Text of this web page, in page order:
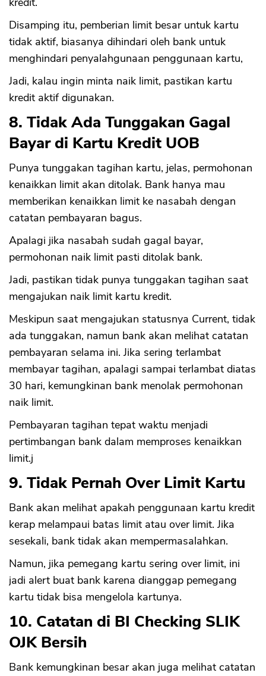
Disamping itu, pemberian limit besar untuk kartu
tidak aktif, biasanya dihindari oleh bank untuk
menghindari penyalahgunaan penggunaan kartu,
Jadi, kalau ingin minta naik limit, pastikan kartu
kredit aktif digunakan.
8. Tidak Ada Tunggakan Gagal
Bayar di Kartu Kredit UOB
Punya tunggakan tagihan kartu, jelas, permohonan
kenaikkan limit akan ditolak. Bank hanya mau
memberikan kenaikkan limit ke nasabah dengan
catatan pembayaran bagus.
Apalagi jika nasabah sudah gagal bayar,
permohonan naik limit pasti ditolak bank.
Jadi, pastikan tidak punya tunggakan tagihan saat
mengajukan naik limit kartu kredit.
Meskipun saat mengajukan statusnya Current, tidak
ada tunggakan, namun bank akan melihat catatan
pembayaran selama ini. Jika sering terlambat
membayar tagihan, apalagi sampai terlambat diatas
30 hari, kemungkinan bank menolak permohonan
naik limit.
Pembayaran tagihan tepat waktu menjadi
pertimbangan bank dalam memproses kenaikkan
limit.j
9. Tidak Pernah Over Limit Kartu
Bank akan melihat apakah penggunaan kartu kredit
kerap melampaui batas limit atau over limit. Jika
sesekali, bank tidak akan mempermasalahkan.
Namun, jika pemegang kartu sering over limit, ini
jadi alert buat bank karena dianggap pemegang
kartu tidak bisa mengelola kartunya.
10. Catatan di BI Checking SLIK
OJK Bersih
Bank kemungkinan besar akan juga melihat catatan
OK
CANCEL